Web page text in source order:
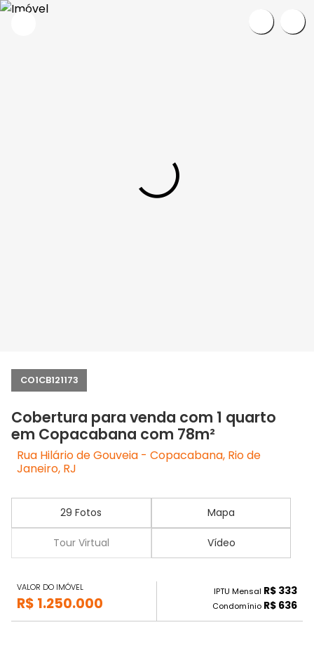
CO1CB121173
Cobertura para venda com 1 quarto
em Copacabana com 78m²
Rua Hilário de Gouveia - Copacabana, Rio de
Janeiro, RJ
29 Fotos Mapa
Tour Virtual Vídeo
VALOR DO IMÓVEL
R$ 1.250.000
IPTU Mensal R$ 333
Condomínio R$ 636